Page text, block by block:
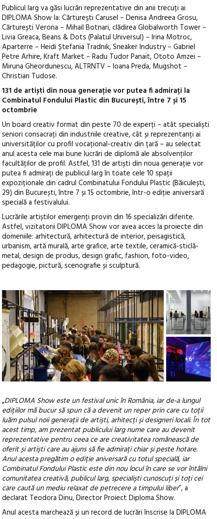
Publicul larg va găsi lucrări reprezentative din anii trecuți ai
DIPLOMA Show la: Cărturești Carusel – Denisa Andreea Grosu,
Cărturești Verona – Mihail Botnari, clădirea Globalworth Tower –
Livia Greaca, Beans & Dots (Palatul Universul) – Irina Motroc,
Aparterre – Heidi Ștefania Tradnik, Sneaker Industry – Gabriel
Petre Arhire, Kraft Market – Radu Tudor Panait, Ototo Amzei –
Miruna Gheordunescu, ALTRNTV – Ioana Preda, Mugshot –
Christian Tudose.
131 de artiști din noua generație vor putea fi admirați la
Combinatul Fondului Plastic din București, între 7 și 15
octombrie
Un board creativ format din peste 70 de experți – atât specialiști
seniori consacrați din industriile creative, cât și reprezentanți ai
universităților cu profil vocațional-creativ din țară – au selectat
anul acesta cele mai bune lucrări de diplomă ale absolvenților
facultăților de profil. Astfel, 131 de artiști din noua generație vor
putea fi admirați de publicul larg în toate cele 10 spații
expoziționale din cadrul Combinatului Fondului Plastic (Băiculești,
29) din București, între 7 și 15 octombrie, într-o ediție aniversară
specială a festivalului.
Lucrările artiștilor emergenți provin din 16 specializări diferite.
Astfel, vizitatorii DIPLOMA Show vor avea acces la proiecte din
domeniile: arhitectură, arhitectură de interior, peisagistică,
urbanism, artă murală, arte grafice, arte textile, ceramică-sticlă-
metal, design de produs, design grafic, fashion, foto-video,
pedagogie, pictură, scenografie și sculptură.
+6
„DIPLOMA Show este un festival unic în România, iar de-a lungul
edițiilor mă bucur să spun că a devenit un reper prin care cu toții
luăm pulsul noii generații de artiști, arhitecți și designeri locali. În tot
acest timp, am prezentat publicului larg nume care au devenit
reprezentative pentru ceea ce are creativitatea românească de
oferit și artiști care au ajuns să fie admirați chiar și peste hotare.
Anul acesta pregătim o ediție aniversară cu totul specială, iar
Combinatul Fondului Plastic este din nou locul în care se vor întâlni
comunitatea creativă, publicul larg, specialiști cunoscuți și toți cei
care caută un mediu relaxat de petrecere a timpului liber”, a
declarat Teodora Dinu, Director Proiect Diploma Show.
Anul acesta marchează și un record de lucrări înscrise la DIPLOMA